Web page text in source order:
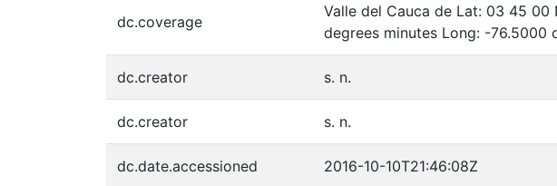
dc.coverage
Valle del Cauca de Lat: 03 45
degrees minutes Long: -76.5000
dc.creator s. n.
dc.creator s. n.
dc.date.accessioned 2016-10-10T21:46:08Z